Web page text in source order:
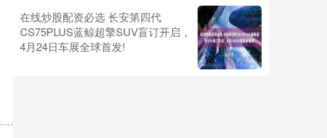
在线炒股配资必选 长安第四代
CS75PLUS蓝鲸超擎SUV盲订开启，
4月24日车展全球首发!